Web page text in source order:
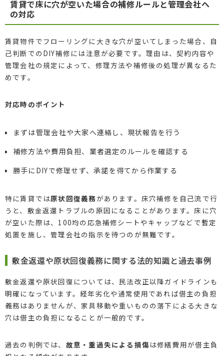
賃貸で床に穴が空いた場合の補修ルールと管理会社へ
の対応
賃貸物件でフローリングに大きな穴が空いてしまった場合、自
己判断でのDIY補修には注意が必要です。理由は、契約内容や
管理会社の規定によって、修理方法や補修後の処理が異なるた
めです。
対応時のポイント
まずは管理会社や大家へ連絡し、現状報告を行う
補修方法や費用負担、業者選定のルールを確認する
勝手にDIYで修理せず、承諾を得てから作業する
特に賃貸では原状回復義務があります。床穴補修を自己流で行
うと、敷金返還トラブルの原因になることがあります。床に穴
が空いた際は、100均の応急補修シートやキャップなどで暫定
処置を施し、管理会社の指示を待つのが無難です。
敷金返還や原状回復義務に関する法的知識と過去事例
敷金返還や原状回復については、民法改正以降ガイドラインも
明確になっています。経年劣化や通常使用であれば借主の負担
義務はありませんが、家具移動や重いものの落下による大きな
穴は借主の負担になることが一般的です。
過去の判例では、 故意・重過失による損傷は修繕費用が借主負